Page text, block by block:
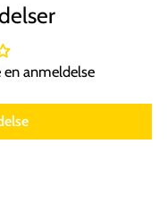
anmeldelse